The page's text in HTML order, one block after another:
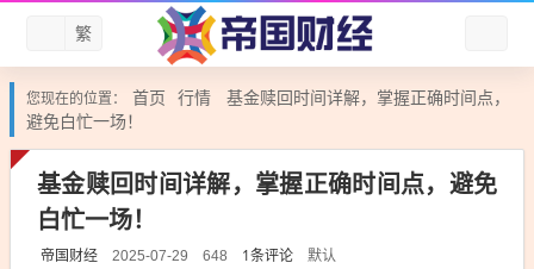
繁
您现在的位置： 首页 行情
基金赎回时间详解，掌握正确时间点，
避免白忙一场！
基金赎回时间详解，掌握正确时间点，避免
白忙一场！
帝国财经 2025-07-29 648 1条评论 默认